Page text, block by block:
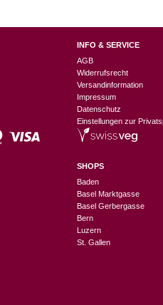
INFO & SERVICE
AGB
Widerrufsrecht
Versandinformation
Impressum
Datenschutz
Einstellungen zur
SHOPS
Baden
Basel Marktgasse
Basel Gerbergasse
Bern
Luzern
St. Gallen